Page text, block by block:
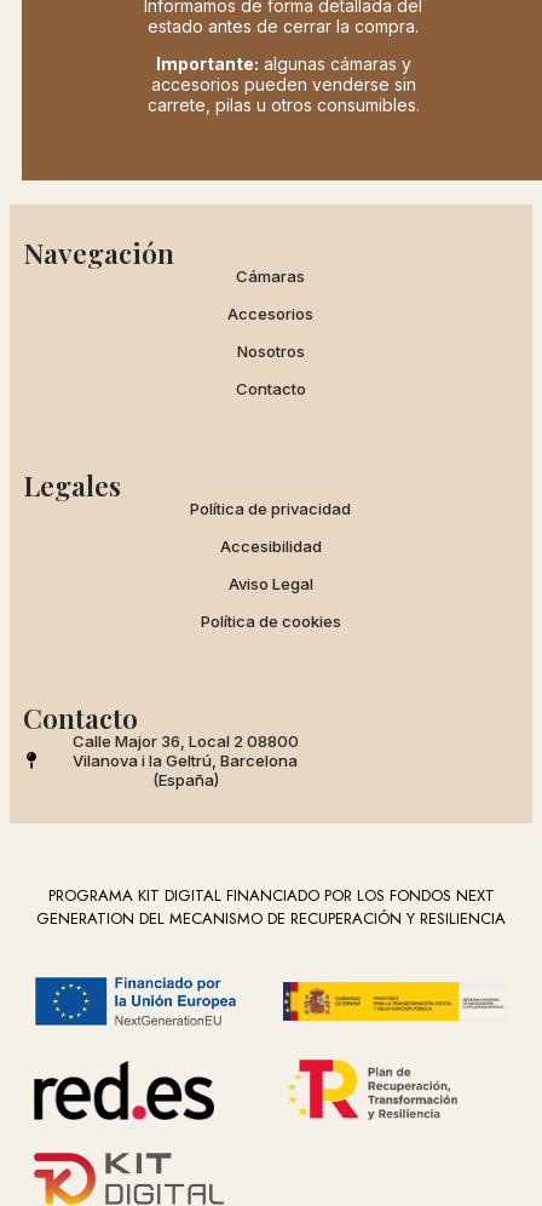
Informamos de forma detallada del
estado antes de cerrar la compra.
Importante: algunas cámaras y
accesorios pueden venderse sin
carrete, pilas u otros consumibles.
Navegación
Cámaras
Accesorios
Nosotros
Contacto
Legales
Política de privacidad
Accesibilidad
Aviso Legal
Política de cookies
Contacto
Calle Major 36, Local 2 08800
Vilanova i la Geltrú, Barcelona
(España)
PROGRAMA KIT DIGITAL FINANCIADO POR LOS FONDOS NEXT
GENERATION DEL MECANISMO DE RECUPERACIÓN Y RESILIENCIA